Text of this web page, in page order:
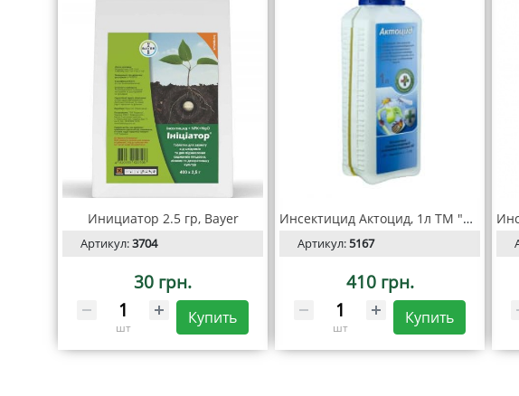
Инициатор 2.5 гр, Bayer
Артикул:3704
30 грн.
шт
Купить
Инсектицид Актоцид, 1л ТМ "Киссон"
Артикул:5167
410 грн.
шт
Купить